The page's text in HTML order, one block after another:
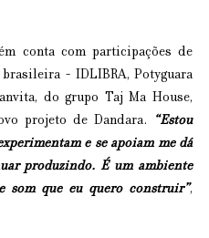
conta com participações de
- IDLIBRA, Potyguara
do grupo Taj Ma House,
projeto de Dandara.
“Estou
e se apoiam me dá
produzindo. É um ambiente
som que eu quero construir”,